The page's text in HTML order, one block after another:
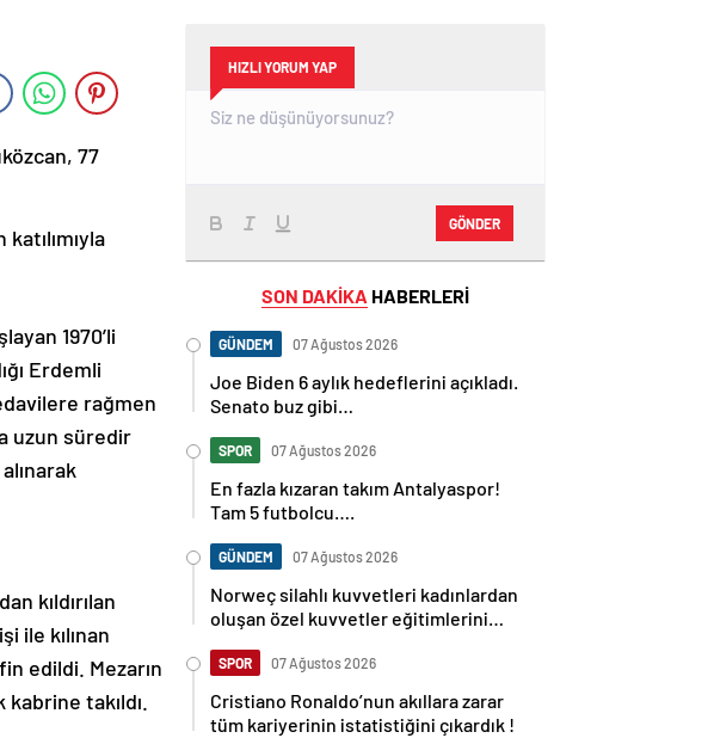
77
1970’li
Erdemli
rağmen
uzun süredir
kıldırılan
ile kılınan
edildi. Mezarın
takıldı.
HIZLI YORUM YAP
GÖNDER
SON DAKİKA HABERLERİ
GÜNDEM 07 Ağustos 2026
Joe Biden 6 aylık hedeflerini açıkladı.
Senato buz gibi…
SPOR 07 Ağustos 2026
En fazla kızaran takım Antalyaspor!
Tam 5 futbolcu….
GÜNDEM 07 Ağustos 2026
Norweç silahlı kuvvetleri kadınlardan
oluşan özel kuvvetler eğitimlerini
SPOR 07 Ağustos 2026
Cristiano Ronaldo’nun akıllara zarar
tüm kariyerinin istatistiğini çıkardık !